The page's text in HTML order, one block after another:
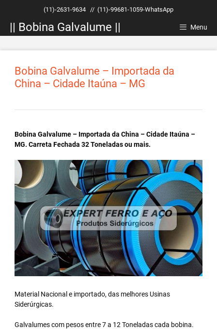
conteúdo
(11)-2631-9634 // (11)-99681-1059-WhatsApp
|| Bobina Galvalume || Menu
Bobina Galvalume – Importada da
China – Cidade Itaúna – MG
Bobina Galvalume – Importada da China – Cidade Itaúna –
MG. Carreta Fechada 32 Toneladas ou mais.
Material Nacional e importado, das melhores Usinas
Siderúrgicas.
Galvalumes com pesos entre 7 a 12 Toneladas cada bobina.